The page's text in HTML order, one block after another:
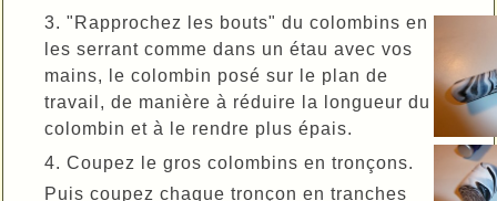
3. "Rapprochez les bouts" du colombins en
les serrant comme dans un étau avec vos
mains, le colombin posé sur le plan de
travail, de manière à réduire la longueur du
colombin et à le rendre plus épais.
4. Coupez le gros colombins en tronçons.
Puis coupez chaque tronçon en tranches